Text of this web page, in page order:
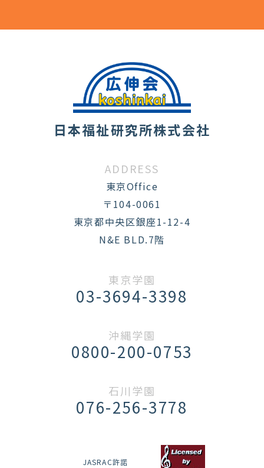
日本福祉研究所株式会社
ADDRESS
東京Office
〒104-0061
東京都中央区銀座1-12-4
N&E BLD.7階
東京学園
03-3694-3398
沖縄学園
0800-200-0753
石川学園
076-256-3778
JASRAC許諾